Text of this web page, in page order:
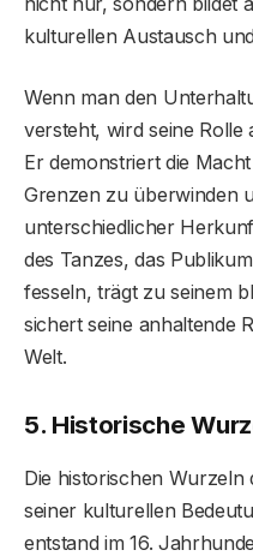
kulturellen Austausch
Wenn man den
versteht, wird seine
Er demonstriert die
Grenzen zu überwinden
unterschiedlicher
des Tanzes, das
fesseln, trägt zu seinem
sichert seine anhaltende
Welt.
5. Historische
Die historischen Wurzeln
seiner kulturellen
entstand im 16.